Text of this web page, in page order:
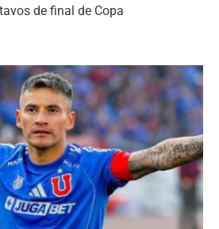
de final de Copa